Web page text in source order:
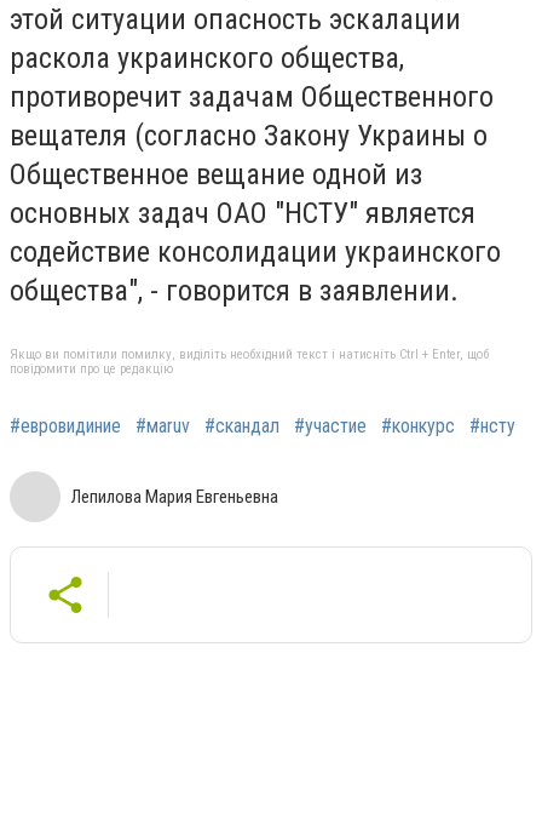
этой ситуации опасность эскалации
раскола украинского общества,
противоречит задачам Общественного
вещателя (согласно Закону Украины о
Общественное вещание одной из
основных задач ОАО "НСТУ" является
содействие консолидации украинского
общества", - говорится в заявлении.
Якщо ви помітили помилку, виділіть необхідний текст і натисніть Ctrl + Enter, щоб
повідомити про це редакцію
#евровидиние #мaruv #скандал #участие #конкурс #нсту
Лепилова Мария Евгеньевна